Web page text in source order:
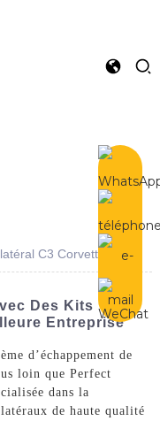
C3 Corvette
Des Kits
Entreprise
d’échappement de
loin que Perfect
dans la
de haute qualité